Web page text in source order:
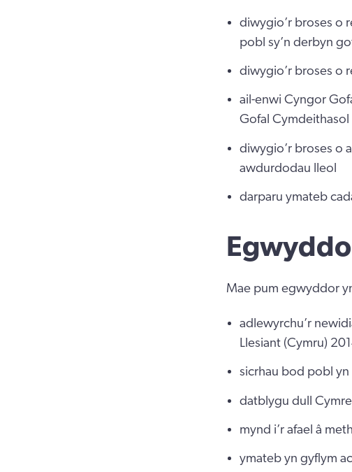
diwygio’r broses o
pobl sy’n derbyn
diwygio’r broses o
ail-enwi Cyngor
Gofal
diwygio’r broses o
awdurdodau lleol
darparu ymateb
Mae pum egwyddor
adlewyrchu’r
Llesiant (Cymru)
sicrhau bod pobl yn
datblygu dull
mynd i’r afael â
ymateb yn gyflym